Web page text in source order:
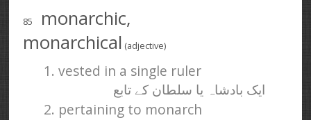
85 monarchic,
monarchical (adjective)
1. vested in a single ruler
ایک بادشاہ یا سلطان کے تابع
2. pertaining to monarch